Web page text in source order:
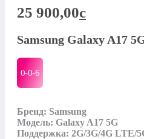
25 900,00c
Samsung Galaxy A17
0-0-6
Бренд: Samsung
Модель: Galaxy A17 5G
Поддержка: 2G/3G/4G LTE/